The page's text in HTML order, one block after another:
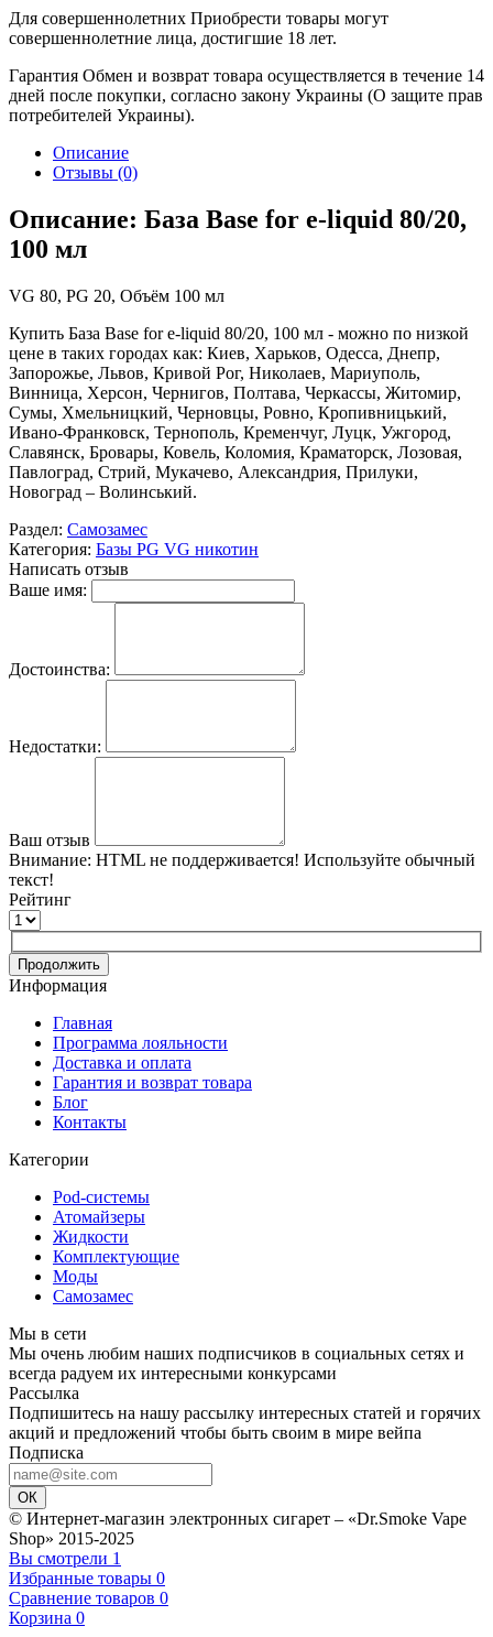
Для совершеннолетних Приобрести товары могут
совершеннолетние лица, достигшие 18 лет.
Гарантия Обмен и возврат товара осуществляется в течение 14
дней после покупки, согласно закону Украины (О защите прав
потребителей Украины).
Описание
Отзывы (0)
Описание: База Base for e-liquid 80/20,
100 мл
VG 80, PG 20, Объём 100 мл
Купить База Base for e-liquid 80/20, 100 мл - можно по низкой
цене в таких городах как: Киев, Харьков, Одесса, Днепр,
Запорожье, Львов, Кривой Рог, Николаев, Мариуполь,
Винница, Херсон, Чернигов, Полтава, Черкассы, Житомир,
Сумы, Хмельницкий, Черновцы, Ровно, Кропивницький,
Ивано-Франковск, Тернополь, Кременчуг, Луцк, Ужгород,
Славянск, Бровары, Ковель, Коломия, Краматорск, Лозовая,
Павлоград, Стрий, Мукачево, Александрия, Прилуки,
Новоград – Волинський.
Раздел: Самозамес
Категория: Базы PG VG никотин
Написать отзыв
Ваше имя:
Достоинства:
Недостатки:
Ваш отзыв
Внимание: HTML не поддерживается! Используйте обычный
текст!
Рейтинг
Продолжить
Информация
Главная
Программа лояльности
Доставка и оплата
Гарантия и возврат товара
Блог
Контакты
Категории
Pod-системы
Атомайзеры
Жидкости
Комплектующие
Моды
Самозамес
Мы в сети
Мы очень любим наших подписчиков в социальных сетях и
всегда радуем их интересными конкурсами
Рассылка
Подпишитесь на нашу рассылку интересных статей и горячих
акций и предложений чтобы быть своим в мире вейпа
Подписка
ОК
© Интернет-магазин электронных сигарет – «Dr.Smoke Vape
Shop» 2015-2025
Вы смотрели 1
Избранные товары 0
Сравнение товаров 0
Корзина 0